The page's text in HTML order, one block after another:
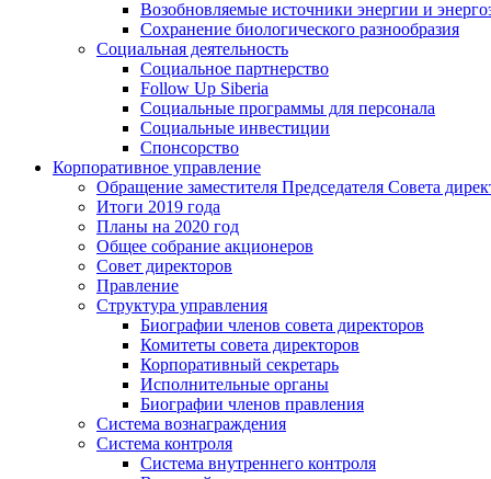
Возобновляемые источники энергии и
Сохранение биологического разнообразия
Социальная деятельность
Социальное партнерство
Follow Up Siberia
Социальные программы для персонала
Социальные инвестиции
Спонсорство
Корпоративное управление
Обращение заместителя Председателя Совета
Итоги 2019 года
Планы на 2020 год
Общее собрание акционеров
Совет директоров
Правление
Структура управления
Биографии членов совета директоров
Комитеты совета директоров
Корпоративный секретарь
Исполнительные органы
Биографии членов правления
Система вознаграждения
Система контроля
Система внутреннего контроля